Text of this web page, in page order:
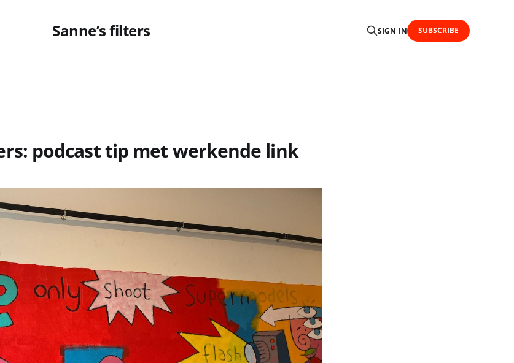
Sanne’s filters SIGN IN SUBSCRIBE
podcast tip met werkende link